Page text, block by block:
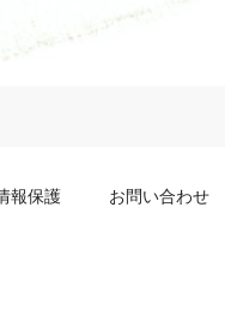
報保護 お問い合わせ